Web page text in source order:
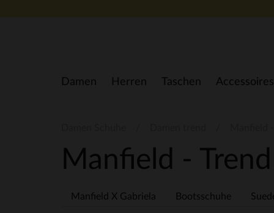
Damen Herren Taschen Accessoires
Manfield -
Manfield X Gabriela Bootsschuhe